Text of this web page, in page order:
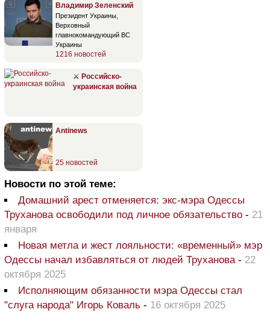
Владимир Зеленский
Президент Украины,
Верховный
главнокомандующий ВС
Украины
1216 новостей
⚔ Российско-
украинская война
Antinews
25 новостей
Новости по этой теме:
Домашний арест отменяется: экс-мэра Одессы
Труханова освободили под личное обязательство - 21
января
Новая метла и жест лояльности: «временный» мэр
Одессы начал избавляться от людей Труханова - 22
октября 2025
Исполняющим обязанности мэра Одессы стал
"слуга народа" Игорь Коваль - 16 октября 2025